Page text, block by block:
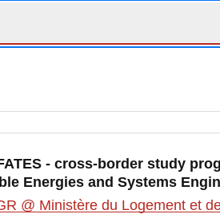
- cross-border study
Energies and Systems
@ Ministère du Logement et